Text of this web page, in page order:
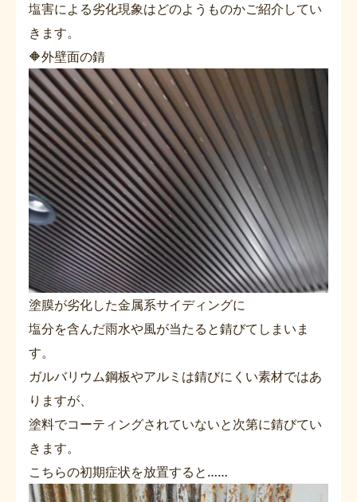
塩害による劣化現象はどのようものかご紹介してい
きます。
🔶外壁面の錆
塗膜が劣化した金属系サイディングに
塩分を含んだ雨水や風が当たると錆びてしまいま
す。
ガルバリウム鋼板やアルミは錆びにくい素材ではあ
りますが、
塗料でコーティングされていないと次第に錆びてい
きます。
こちらの初期症状を放置すると……